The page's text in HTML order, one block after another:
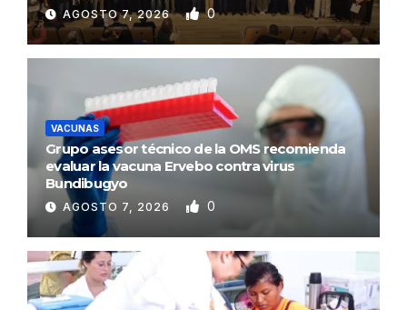
AGOSTO 7, 2026 0
VACUNAS
Grupo asesor técnico de la OMS recomienda
evaluar la vacuna Ervebo contra virus
Bundibugyo
AGOSTO 7, 2026 0